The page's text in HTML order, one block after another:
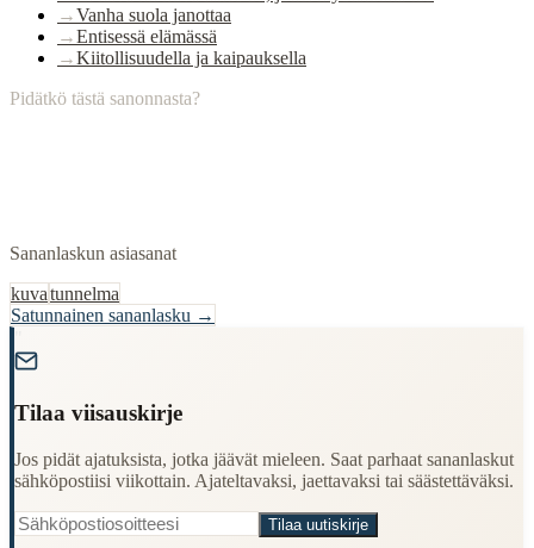
→Vanha suola janottaa
→Entisessä elämässä
→Kiitollisuudella ja kaipauksella
Pidätkö tästä sanonnasta?
Sananlaskun asiasanat
kuvatunnelma
Satunnainen sananlasku →
Tilaa viisauskirje
Jos pidät ajatuksista, jotka jäävät mieleen. Saat parhaat sananlaskut
sähköpostiisi viikottain. Ajateltavaksi, jaettavaksi tai säästettäväksi.
Tilaa uutiskirje